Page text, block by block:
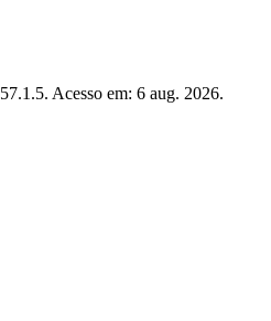
Acesso em: 6 aug. 2026.